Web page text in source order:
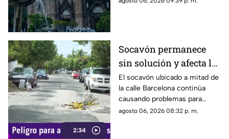
2:34
Socavón permanece
sin solución y afecta la
circulación en calle
Barcelona
El socavón ubicado a mitad de
la calle Barcelona continúa
causando problemas para
quienes circulan por la zona,
agosto 06, 2026 08:32 p. m.